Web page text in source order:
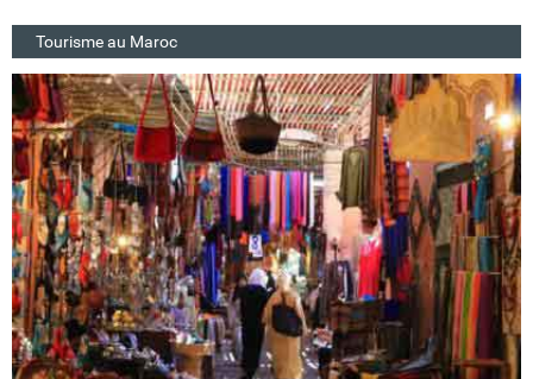
Tourisme au Maroc